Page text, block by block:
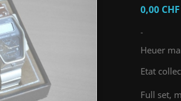
0,00 CHF
-
Heuer
Etat
Full set,